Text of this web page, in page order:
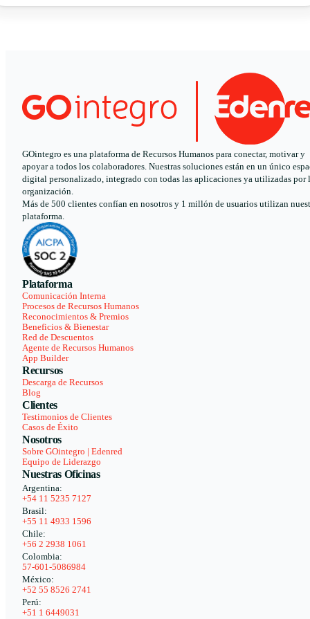
GOintegro es una plataforma de Recursos Humanos para conectar, motivar y
apoyar a todos los colaboradores. Nuestras soluciones están en un único
digital personalizado, integrado con todas las aplicaciones ya utilizadas por
organización.
Más de 500 clientes confían en nosotros y 1 millón de usuarios utilizan
plataforma.
Plataforma
Comunicación Interna
Procesos de Recursos Humanos
Reconocimientos & Premios
Beneficios & Bienestar
Red de Descuentos
Agente de Recursos Humanos
App Builder
Recursos
Descarga de Recursos
Blog
Clientes
Testimonios de Clientes
Casos de Éxito
Nosotros
Sobre GOintegro | Edenred
Equipo de Liderazgo
Nuestras Oficinas
Argentina:
+54 11 5235 7127
Brasil:
+55 11 4933 1596
Chile:
+56 2 2938 1061
Colombia:
57-601-5086984
México:
+52 55 8526 2741
Perú:
+51 1 6449031